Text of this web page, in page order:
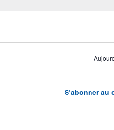
S’abonner au